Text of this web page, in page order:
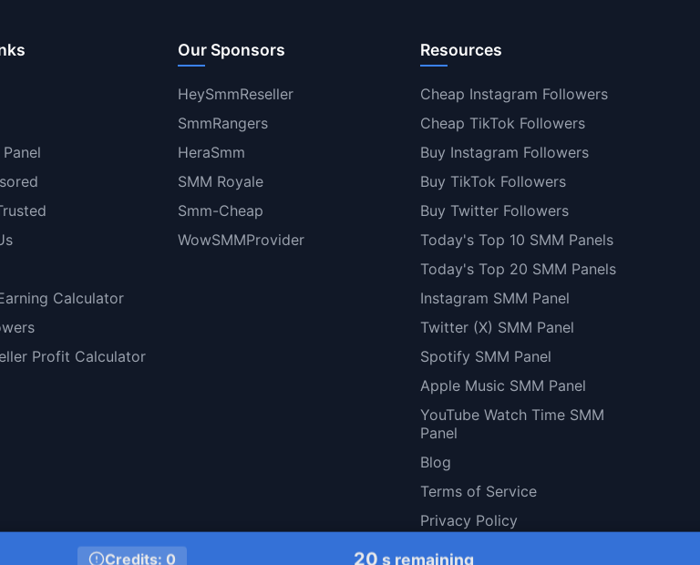
Calculator
Profit Calculator
Our Sponsors
HeySmmReseller
SmmRangers
HeraSmm
SMM Royale
Smm-Cheap
WowSMMProvider
Resources
Cheap Instagram Followers
Cheap TikTok Followers
Buy Instagram Followers
Buy TikTok Followers
Buy Twitter Followers
Today's Top 10 SMM Panels
Today's Top 20 SMM Panels
Instagram SMM Panel
Twitter (X) SMM Panel
Spotify SMM Panel
Apple Music SMM Panel
YouTube Watch Time SMM
Panel
Blog
Terms of Service
Privacy Policy